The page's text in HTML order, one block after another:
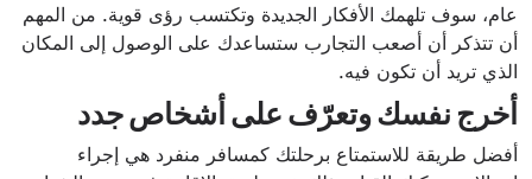
عام، سوف تلهمك الأفكار الجديدة وتكتسب رؤى قوية. من المهم
أن تتذكر أن أصعب التجارب ستساعدك على الوصول إلى المكان
الذي تريد أن تكون فيه.
أخرج نفسك وتعرّف على أشخاص جدد
أفضل طريقة للاستمتاع برحلتك كمسافر منفرد هي إجراء